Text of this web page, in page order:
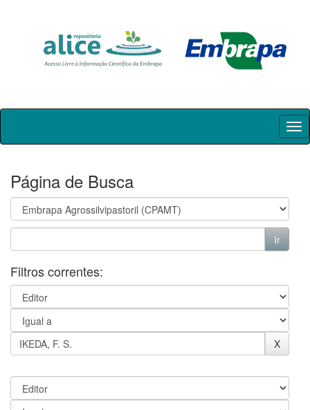
Skip
Página de Busca
Filtros correntes: